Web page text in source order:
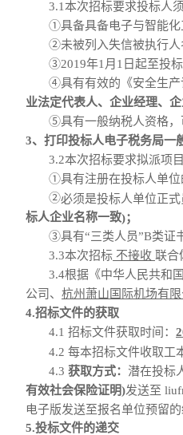
3.1本次招标要求投标人须
①具备具备电子与智能
②未被列入失信被执行人
③2019年1月1日起至投
④具有有效的《安全生产
业法定代表人、企业经理、
⑤具有一般纳税人资格
3、打印投标人电子税务局一
3.2本次招标要求拟派项
①具有注册在投标人单位
②必须是投标人单位正式
标人企业名称一致)；
③具有“三类人员”B类证
3.3本次招标 不接收 联合
3.4根据《中华人民共和
公司、 杭州萧山国际机场有限
4.招标文件的获取
4.1 招标文件获取时间：
4.2 每本招标文件收取工
4.3 获取方式： 潜在投标
有效社会保险证明)发送至
电子版发送至报名单位预留
5.投标文件的递交